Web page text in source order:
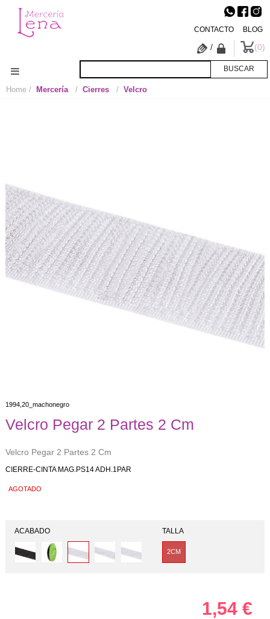
/ 0
CONTACTO BLOG
Home Mercería Cierres Velcro
1994,20_machonegro
Velcro Pegar 2 Partes 2 Cm
Velcro Pegar 2 Partes 2 Cm
CIERRE-CINTA MAG.PS14 ADH.1PAR
AGOTADO
ACABADO TALLA
2CM
1,54 €